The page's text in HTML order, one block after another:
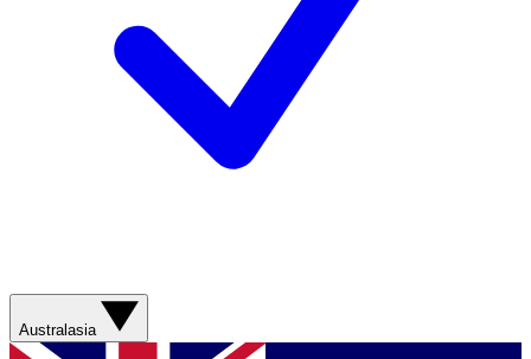
Australasia